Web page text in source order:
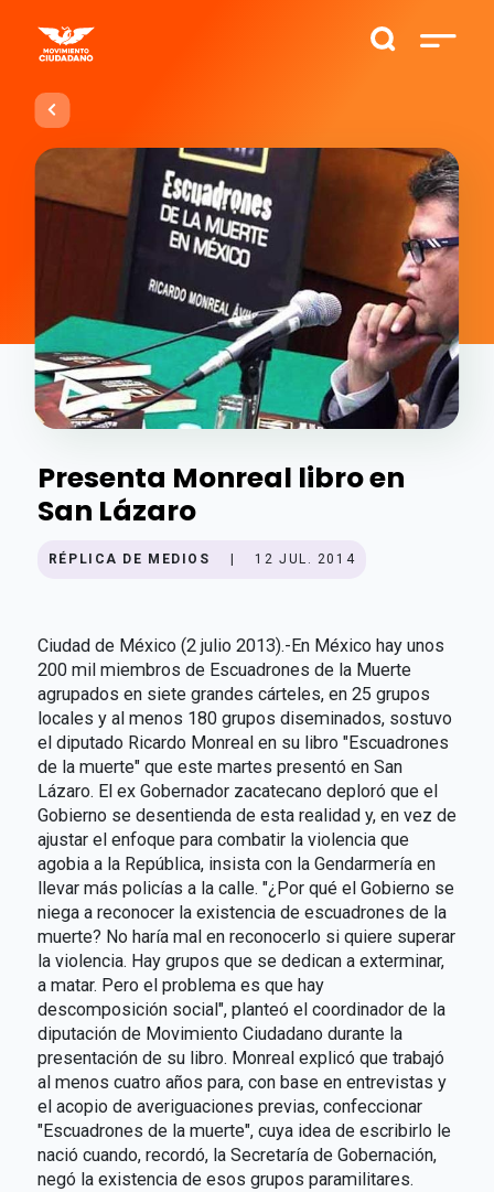
Presenta Monreal libro en
San Lázaro
RÉPLICA DE MEDIOS 12 JUL. 2014
Ciudad de México (2 julio 2013).-En México hay unos
200 mil miembros de Escuadrones de la Muerte
agrupados en siete grandes cárteles, en 25 grupos
locales y al menos 180 grupos diseminados, sostuvo
el diputado Ricardo Monreal en su libro "Escuadrones
de la muerte" que este martes presentó en San
Lázaro. El ex Gobernador zacatecano deploró que el
Gobierno se desentienda de esta realidad y, en vez de
ajustar el enfoque para combatir la violencia que
agobia a la República, insista con la Gendarmería en
llevar más policías a la calle. "¿Por qué el Gobierno se
niega a reconocer la existencia de escuadrones de la
muerte? No haría mal en reconocerlo si quiere superar
la violencia. Hay grupos que se dedican a exterminar,
a matar. Pero el problema es que hay
descomposición social", planteó el coordinador de la
diputación de Movimiento Ciudadano durante la
presentación de su libro. Monreal explicó que trabajó
al menos cuatro años para, con base en entrevistas y
el acopio de averiguaciones previas, confeccionar
"Escuadrones de la muerte", cuya idea de escribirlo le
nació cuando, recordó, la Secretaría de Gobernación,
negó la existencia de esos grupos paramilitares.